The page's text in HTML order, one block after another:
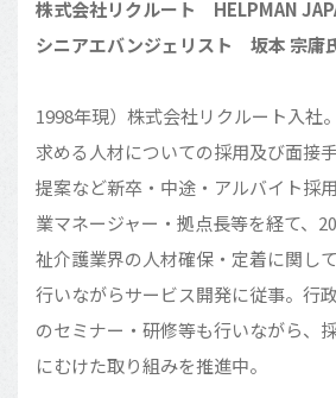
株式会社リクルート HELPMAN
シニアエバンジェリスト 坂本 宗庸
1998年現）株式会社リクルート入社
求める人材についての採用及び面接
提案など新卒・中途・アルバイト採
業マネージャー・拠点長等を経て、
祉介護業界の人材確保・定着に関し
行いながらサービス開発に従事。行
のセミナー・研修等も行いながら、
にむけた取り組みを推進中。